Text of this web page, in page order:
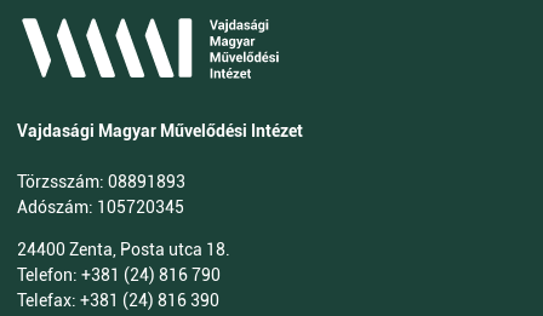
Vajdasági Magyar Művelődési Intézet
Törzsszám: 08891893
Adószám: 105720345
24400 Zenta, Posta utca 18.
Telefon: +381 (24) 816 790
Telefax: +381 (24) 816 390